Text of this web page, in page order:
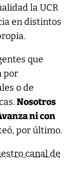
la UCR
en distintos
que
por
o de
Nosotros
ni con
por último.
canal de